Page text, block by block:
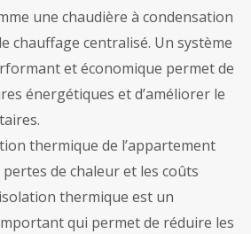
une chaudière à condensation
chauffage centralisé. Un système
et économique permet de
énergétiques et d’améliorer le
thermique de l’appartement
de chaleur et les coûts
thermique est un
qui permet de réduire les